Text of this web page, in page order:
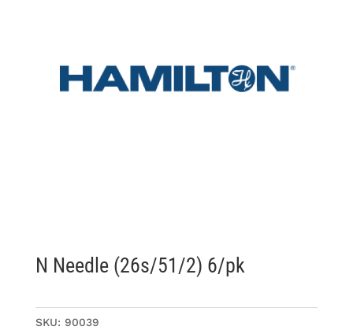
N Needle (26s/51/2) 6/pk
SKU: 90039